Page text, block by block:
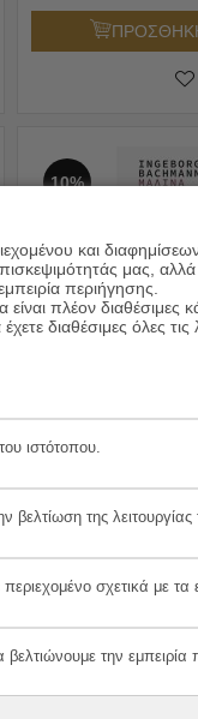
10%
και
μας, αλλά
περιήγησης.
πλέον διαθέσιμες
διαθέσιμες όλες τις
ιστότοπου.
βελτίωση της
σχετικά με τα
βελτιώνουμε την